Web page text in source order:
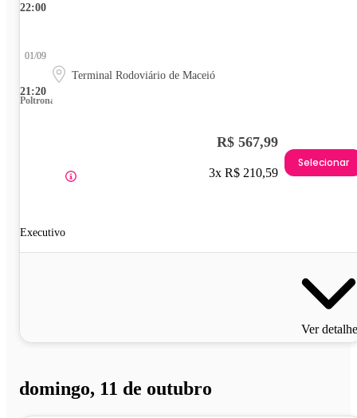
22:00
21:20
01/09
Terminal Rodoviário de Maceió
Poltrona
Executivo
R$ 567,99
3x R$ 210,59
Selecionar
Ver
domingo, 11 de outubro